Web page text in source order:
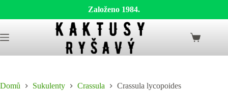
Založeno 1984.
to
content
Shopping
Domů Sukulenty Crassula Crassula lycopoides